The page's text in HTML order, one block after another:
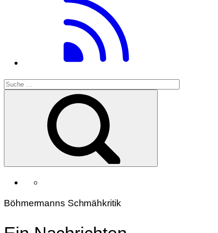
Böhmermanns Schmähkritik